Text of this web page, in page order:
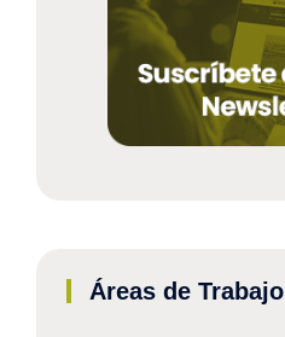
Áreas de Trabajo